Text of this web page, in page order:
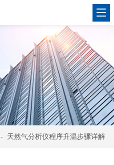
- 天然气分析仪程序升温步骤详解